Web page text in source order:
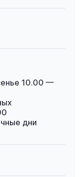
10.00 —
дни